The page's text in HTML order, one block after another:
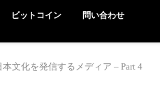
ビットコイン 問い合わせ
文化を発信するメディア – Part 4